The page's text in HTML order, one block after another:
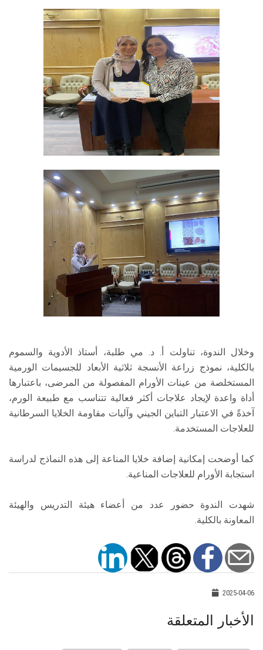
وخلال الندوة، تناولت أ. د. مي طلبة، أستاذ الأدوية والسموم
بالكلية، نموذج زراعة الأنسجة ثلاثية الأبعاد للجسيمات الورمية
المستخلصة من عينات الأورام المفصولة من المرضى، باعتبارها
أداة واعدة لإيجاد علاجات أكثر فعالية تتناسب مع طبيعة الورم،
آخذةً في الاعتبار التباين الجيني وآليات مقاومة الخلايا السرطانية
للعلاجات المستخدمة.
كما أوضحت إمكانية إضافة خلايا المناعة إلى هذه النماذج لدراسة
استجابة الأورام للعلاجات المناعية.
شهدت الندوة حضور عدد من أعضاء هيئة التدريس والهيئة
المعاونة بالكلية.
2025-04-06
الأخبار المتعلقة